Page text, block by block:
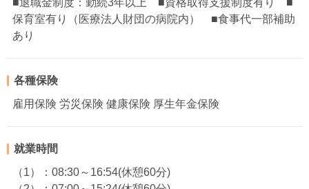
■退職金制度：勤続3年以上 ■資格取得支援制度有り ■
保育室有り（医療法人財団の病院内） ■食事代一部補助
あり
各種保険
雇用保険 労災保険 健康保険 厚生年金保険
就業時間
（1）：08:30～16:54(休憩60分)